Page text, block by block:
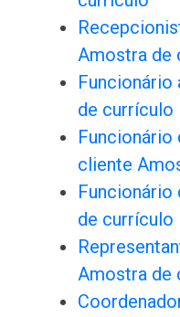
Amostra de
de currículo
cliente
de currículo
Amostra de